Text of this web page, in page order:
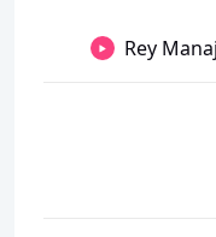
Rey